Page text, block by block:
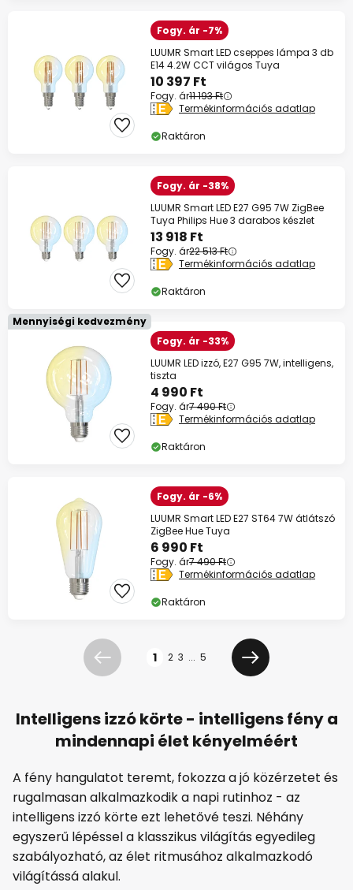
Fogy. ár -7%
LUUMR Smart LED cseppes lámpa 3 db
E14 4.2W CCT világos Tuya
10 397 Ft
Fogy. ár11 193 Ft
Termékinformációs adatlap
Raktáron
Fogy. ár -38%
LUUMR Smart LED E27 G95 7W ZigBee
Tuya Philips Hue 3 darabos készlet
13 918 Ft
Fogy. ár22 513 Ft
Termékinformációs adatlap
Raktáron
Mennyiségi kedvezmény
Fogy. ár -33%
LUUMR LED izzó, E27 G95 7W, intelligens,
tiszta
4 990 Ft
Fogy. ár7 490 Ft
Termékinformációs adatlap
Raktáron
Fogy. ár -6%
LUUMR Smart LED E27 ST64 7W átlátszó
ZigBee Hue Tuya
6 990 Ft
Fogy. ár7 490 Ft
Termékinformációs adatlap
Raktáron
Előző 1 2 3 ... 5
Következő
Intelligens izzó körte - intelligens fény a
mindennapi élet kényelméért
A fény hangulatot teremt, fokozza a jó közérzetet és
rugalmasan alkalmazkodik a napi rutinhoz - az
intelligens izzó körte ezt lehetővé teszi. Néhány
egyszerű lépéssel a klasszikus világítás egyedileg
szabályozható, az élet ritmusához alkalmazkodó
világítássá alakul.